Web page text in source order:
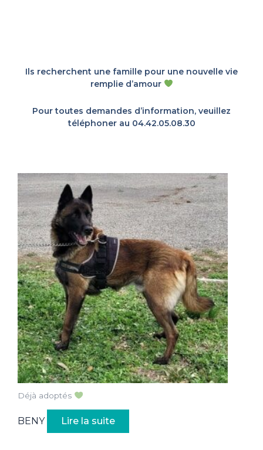
Ils recherchent une famille pour une nouvelle vie
remplie d’amour
Pour toutes demandes d’information, veuillez
téléphoner au 04.42.05.08.30
Déjà adoptés
BENY Lire la suite